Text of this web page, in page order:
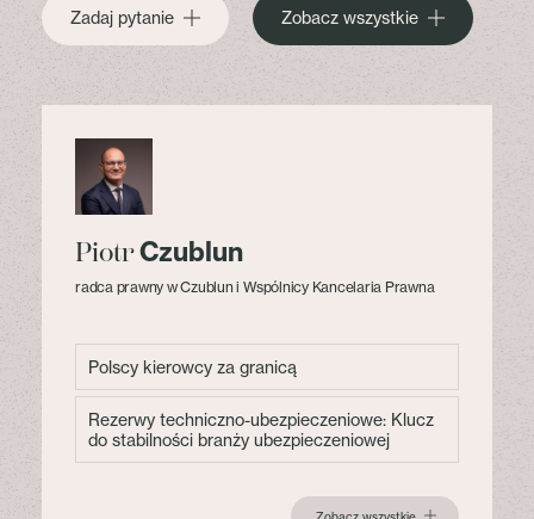
Zadaj pytanie Zobacz wszystkie
PiotrCzublun
radca prawny w Czublun i Wspólnicy Kancelaria Prawna
Polscy kierowcy za granicą
Rezerwy techniczno-ubezpieczeniowe: Klucz
do stabilności branży ubezpieczeniowej